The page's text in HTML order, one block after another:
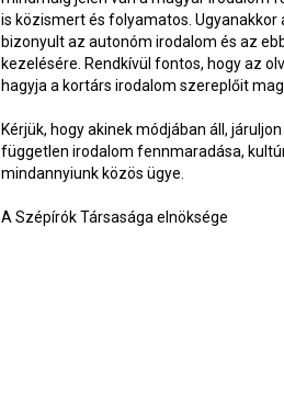
is közismert és folyamatos.
bizonyult az autonóm irodalom és az
kezelésére. Rendkívül fontos, hogy az
hagyja a kortárs irodalom szereplőit
Kérjük, hogy akinek módjában áll,
független irodalom fennmaradása,
mindannyiunk közös ügye.
A Szépírók Társasága elnöksége